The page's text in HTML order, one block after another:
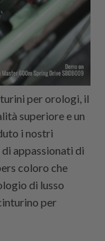
per orologi, il
superiore e un
i nostri
appassionati di
coloro che
di lusso
per